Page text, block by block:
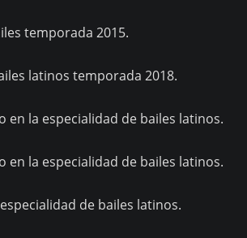
temporada 2015.
latinos temporada 2018.
en la especialidad de bailes latinos.
en la especialidad de bailes latinos.
de bailes latinos.